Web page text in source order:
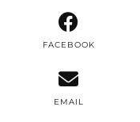
FACEBOOK
EMAIL